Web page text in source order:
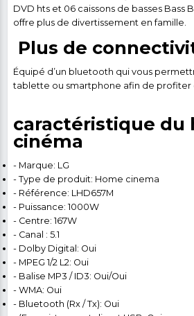
Détail du produit
Ecoutez de la
son puissant
système Home
canal 5.1 de LG.
Votre ne sera plus comme
doté d’une chaîne radio FM
connectivité fluide, un
caissons de basses Bass Blast.
Un lecteur
Le home cinéma est un